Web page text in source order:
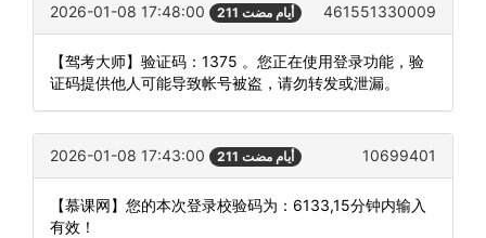
2026-01-08 17:48:00 211 أيام مضت 461551330009
【驾考大师】验证码：1375 。您正在使用登录功能，验
证码提供他人可能导致帐号被盗，请勿转发或泄漏。
2026-01-08 17:43:00 211 أيام مضت 10699401
【慕课网】您的本次登录校验码为：6133,15分钟内输入
有效！